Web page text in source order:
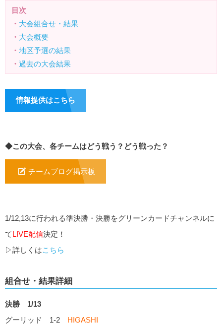
目次
・ 大会組合せ・結果
・ 大会概要
・ 地区予選の結果
・ 過去の大会結果
情報提供はこちら
◆この大会、各チームはどう戦う？どう戦った？
チームブログ掲示板
1/12,13に行われる準決勝・決勝をグリーンカードチャンネルに
てLIVE配信決定！
▷詳しくはこちら
組合せ・結果詳細
決勝 1/13
グーリッド 1-2 HIGASHI